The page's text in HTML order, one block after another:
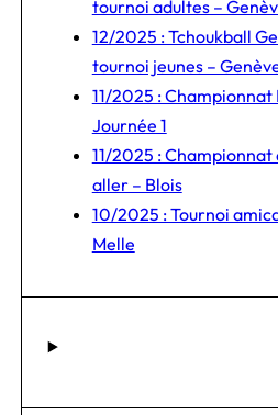
tournoi adultes –
12/2025 : Tchoukball
tournoi jeunes –
11/2025 :
Journée 1
11/2025 : Championnat
aller – Blois
10/2025 : Tournoi
Melle